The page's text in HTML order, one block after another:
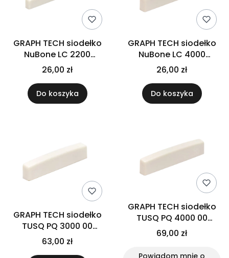
GRAPH TECH siodełko
NuBone LC 2200
Strat/Tele
26,00 zł
Do koszyka
GRAPH TECH siodełko
NuBone LC 4000
Jumbo XL
26,00 zł
Do koszyka
GRAPH TECH siodełko
TUSQ PQ 3000 00
(3/16")
63,00 zł
GRAPH TECH siodełko
TUSQ PQ 4000 00
Jumbo XL
69,00 zł
Powiadom mnie o